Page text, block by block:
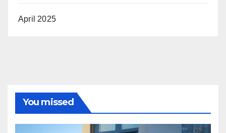
April 2025
You missed